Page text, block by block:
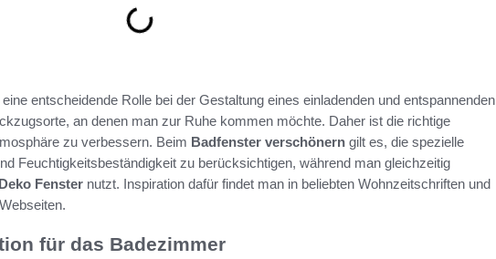
entscheidende Rolle bei der Gestaltung eines einladenden und entspannenden
an denen man zur Ruhe kommen möchte. Daher ist die richtige
zu verbessern. Beim Badfenster verschönern gilt es, die spezielle
Feuchtigkeitsbeständigkeit zu berücksichtigen, während man gleichzeitig
Fenster nutzt. Inspiration dafür findet man in beliebten Wohnzeitschriften und
für das Badezimmer